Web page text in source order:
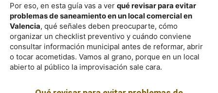
Por eso, en esta guía vas a ver qué revisar para evitar
problemas de saneamiento en un local comercial en
Valencia, qué señales deben preocuparte, cómo
organizar un checklist preventivo y cuándo conviene
consultar información municipal antes de reformar, abrir
o tocar acometidas. Vamos al grano, porque en un local
abierto al público la improvisación sale cara.